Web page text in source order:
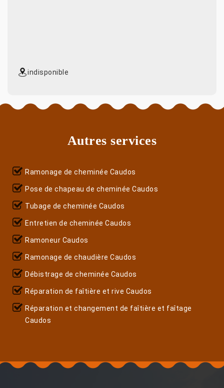
indisponible
Autres services
Ramonage de cheminée Caudos
Pose de chapeau de cheminée Caudos
Tubage de cheminée Caudos
Entretien de cheminée Caudos
Ramoneur Caudos
Ramonage de chaudière Caudos
Débistrage de cheminée Caudos
Réparation de faîtière et rive Caudos
Réparation et changement de faîtière et faîtage
Caudos